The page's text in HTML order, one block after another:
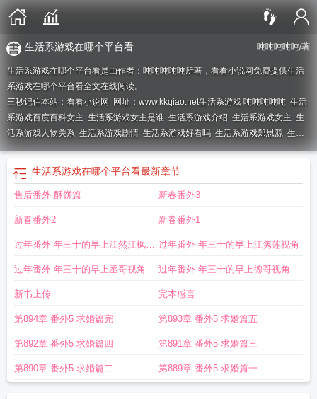
吨吨吨吨吨/著
生活系游戏在哪个平台看
生活系游戏在哪个平台看是由作者：吨吨吨吨吨所著，看看小说网免费提供生活
系游戏在哪个平台看全文在线阅读。
三秒记住本站：看看小说网 网址：www.kkqiao.net生活系游戏 吨吨吨吨吨 生活
系游戏百度百科女主 生活系游戏女主是谁 生活系游戏介绍 生活系游戏女主 生
活系游戏人物关系 生活系游戏剧情 生活系游戏好看吗 生活系游戏郑思源 生活
系游戏吨吨吨吨吨生活系游戏百科生活系游戏笔趣阁生活系游戏是双男主
生活系游戏有女主吗 生活系游戏江卫国 生活系游戏曹桂香结局
txt百度
戏37封信之清明粑
生活系游戏江枫
趣阁生活系游戏 起点 生活系游戏类似
出现的生活系游戏类似的推荐生活系游戏txt云盘 生活系游戏txt生活系游戏女
漫画生活系游戏曹桂香人物介绍生活系游戏江枫七个爷爷生活系游戏TXT
活系游戏作者
生活系游戏全文生活系游戏全文阅读
食的时间线生活系游戏江枫二爷爷叫什么吨吨吨吨吨的生活系游戏江承德七个
游戏女主角是谁
生活系游戏37封信番外 生活系游戏讲的什么
生活系游戏在哪个平台看最新章节
售后番外 酥饼篇 新春番外3
新春番外2 新春番外1
过年番外 年三十的早上江然江枫视
角
过年番外 年三十的早上江隽莲视角
过年番外 年三十的早上丞哥视角 过年番外 年三十的早上德哥视角
新书上传 完本感言
第894章 番外5 求婚篇完 第893章 番外5 求婚篇五
第892章 番外5 求婚篇四 第891章 番外5 求婚篇三
第890章 番外5 求婚篇二 第889章 番外5 求婚篇一